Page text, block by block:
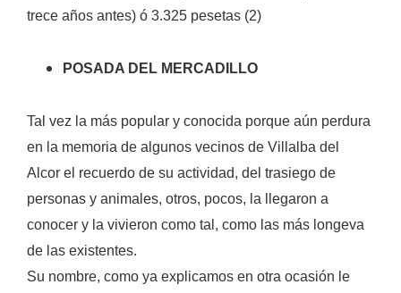
trece años antes) ó 3.325 pesetas (2)
POSADA DEL MERCADILLO
Tal vez la más popular y conocida porque aún perdura
en la memoria de algunos vecinos de Villalba del
Alcor el recuerdo de su actividad, del trasiego de
personas y animales, otros, pocos, la llegaron a
conocer y la vivieron como tal, como las más longeva
de las existentes.
Su nombre, como ya explicamos en otra ocasión le